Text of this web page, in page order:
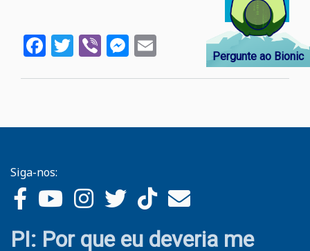
Ler mais
sobre
de
de
do
Facebook
Twitter
ViberMessenger
Email Pergunte ao Bionic
Siga-nos:
PI: Por que eu deveria me